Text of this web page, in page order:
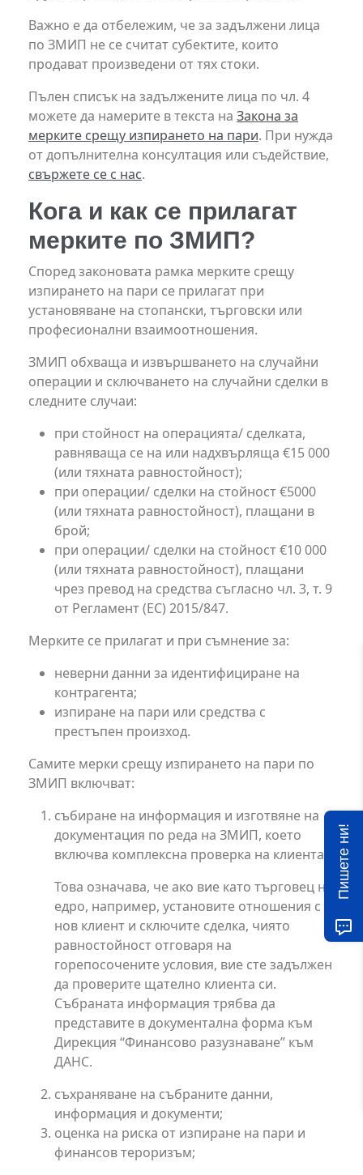
Важно е да отбележим, че за задължени лица
по ЗМИП не се считат субектите, които
продават произведени от тях стоки.
Пълен списък на задължените лица по чл. 4
можете да намерите в текста на Закона за
мерките срещу изпирането на пари. При нужда
от допълнителна консултация или съдействие,
свържете се с нас.
Кога и как се прилагат
мерките по ЗМИП?
Според законовата рамка мерките срещу
изпирането на пари се прилагат при
установяване на стопански, търговски или
професионални взаимоотношения.
ЗМИП обхваща и извършването на случайни
операции и сключването на случайни сделки в
следните случаи:
при стойност на операцията/ сделката,
равняваща се на или надхвърляща €15 000
(или тяхната равностойност);
при операции/ сделки на стойност €5000
(или тяхната равностойност), плащани в
брой;
при операции/ сделки на стойност €10 000
(или тяхната равностойност), плащани
чрез превод на средства съгласно чл. 3, т. 9
от Регламент (ЕС) 2015/847.
Мерките се прилагат и при съмнение за:
неверни данни за идентифициране на
контрагента;
изпиране на пари или средства с
престъпен произход.
Самите мерки срещу изпирането на пари по
ЗМИП включват:
събиране на информация и изготвяне на
документация по реда на ЗМИП, което
включва комплексна проверка на клиента;
Това означава, че ако вие като търговец на
едро, например, установите отношения с
нов клиент и сключите сделка, чиято
равностойност отговаря на
горепосочените условия, вие сте задължен
да проверите щателно клиента си.
Събраната информация трябва да
представите в документална форма към
Дирекция “Финансово разузнаване” към
ДАНС.
съхраняване на събраните данни,
информация и документи;
оценка на риска от изпиране на пари и
финансов тероризъм;
Пишете ни!